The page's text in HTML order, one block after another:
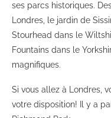
ses parcs historiques.
Londres, le jardin de
Stourhead dans le
Fountains dans le
magnifiques.
Si vous allez à Londres,
votre disposition! Il y a